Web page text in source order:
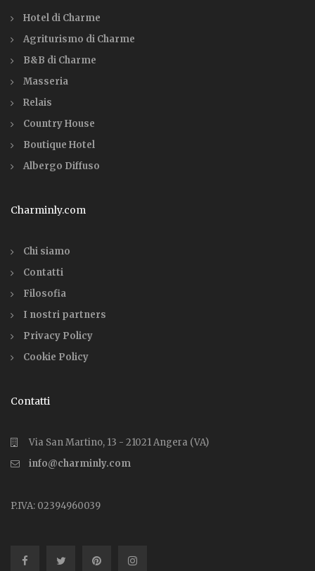
Hotel di Charme
Agriturismo di Charme
B&B di Charme
Masseria
Relais
Country House
Boutique Hotel
Albergo Diffuso
Charminly.com
Chi siamo
Contatti
Filosofia
I nostri partners
Privacy Policy
Cookie Policy
Contatti
Via San Martino, 13 - 21021 Angera (VA)
info@charminly.com
P.IVA: 02394960039